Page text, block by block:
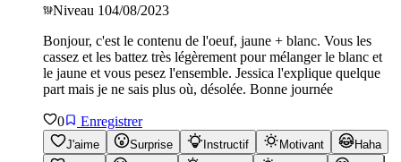
Niveau 104/08/2023
Bonjour, c'est le contenu de l'oeuf, jaune + blanc. Vous les
cassez et les battez très légèrement pour mélanger le blanc et
le jaune et vous pesez l'ensemble. Jessica l'explique quelque
part mais je ne sais plus où, désolée. Bonne journée
0 Enregistrer
J'aime Surprise Instructif Motivant
Haha